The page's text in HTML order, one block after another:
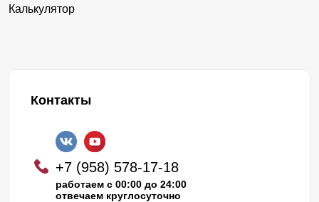
Калькулятор
Контакты
+7 (958) 578-17-18
работаем с 00:00 до 24:00
отвечаем круглосуточно